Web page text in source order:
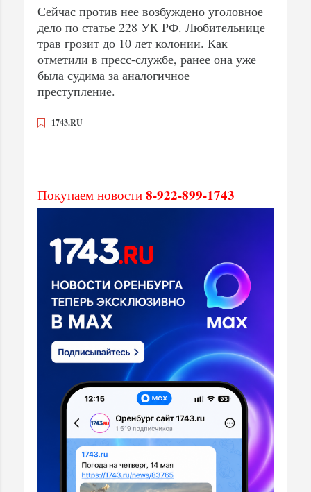
Сейчас против нее возбуждено уголовное
дело по статье 228 УК РФ. Любительнице
трав грозит до 10 лет колонии. Как
отметили в пресс-службе, ранее она уже
была судима за аналогичное
преступление.
1743.RU
Покупаем новости 8-922-899-1743